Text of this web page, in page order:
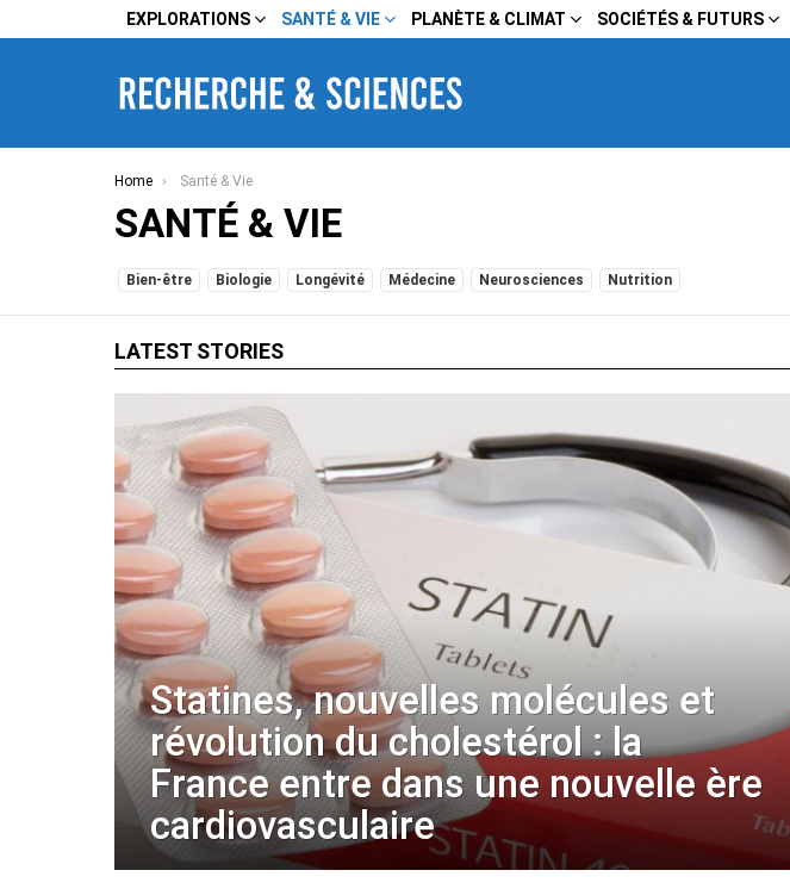
EXPLORATIONS SANTÉ & VIE PLANÈTE & CLIMAT SOCIÉTÉS & FUTURS
You are here:
Home Santé & Vie
SANTÉ & VIE
SUBTERMS
Bien-être Biologie Longévité Médecine Neurosciences Nutrition
LATEST STORIES
Statines, nouvelles molécules et
révolution du cholestérol : la
France entre dans une nouvelle ère
cardiovasculaire